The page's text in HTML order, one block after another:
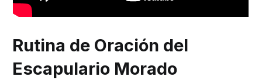
Rutina de Oración del
Escapulario Morado